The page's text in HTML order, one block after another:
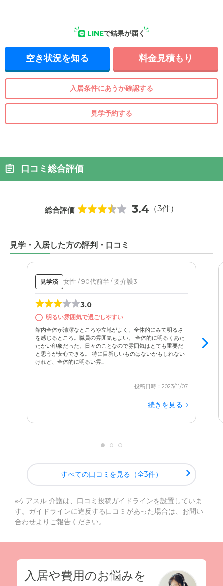
LINEで結果が届く
空き状況を知る 料金見積もり
入居条件にあうか確認する
見学予約する
口コミ総合評価
総合評価 3.4 （3件）
見学・入居した方の評判・口コミ
見学済 女性 / 90代前半 / 要介護3
3.0
明るい雰囲気で過ごしやすい
館内全体が清潔なところや立地がよく、全体的にみて明るさ
を感じるところ。職員の雰囲気もよい。 全体的に明るくあた
たかい印象だった。日々のことなので雰囲気はとても重要だ
と思うが安心できる。 特に目新しいものはないかもしれない
けれど、全体的に明るい雰...
投稿日時：2023/11/07
続きを見る
すべての口コミを見る（全3件）
※ケアスル 介護は、 口コミ投稿ガイドラインを設置していま
す。ガイドラインに違反する口コミがあった場合は、お問い
合わせよりご報告ください。
入居や費用のお悩みを